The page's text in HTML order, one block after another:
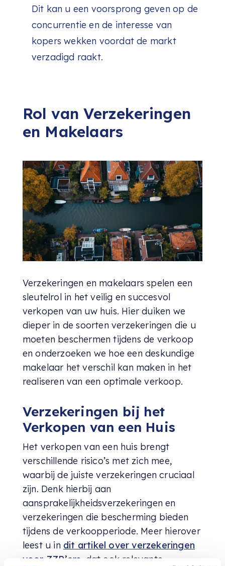
Dit kan u een voorsprong geven op de
concurrentie en de interesse van
kopers wekken voordat de markt
verzadigd raakt.
Rol van Verzekeringen
en Makelaars
Verzekeringen en makelaars spelen een
sleutelrol in het veilig en succesvol
verkopen van uw huis. Hier duiken we
dieper in de soorten verzekeringen die u
moeten beschermen tijdens de verkoop
en onderzoeken we hoe een deskundige
makelaar het verschil kan maken in het
realiseren van een optimale verkoop.
Verzekeringen bij het
Verkopen van een Huis
Het verkopen van een huis brengt
verschillende risico’s met zich mee,
waarbij de juiste verzekeringen cruciaal
zijn. Denk hierbij aan
aansprakelijkheidsverzekeringen en
verzekeringen die bescherming bieden
tijdens de verkoopperiode. Meer hierover
leest u in dit artikel over verzekeringen
voor ZZP’ers , dat ook relevante